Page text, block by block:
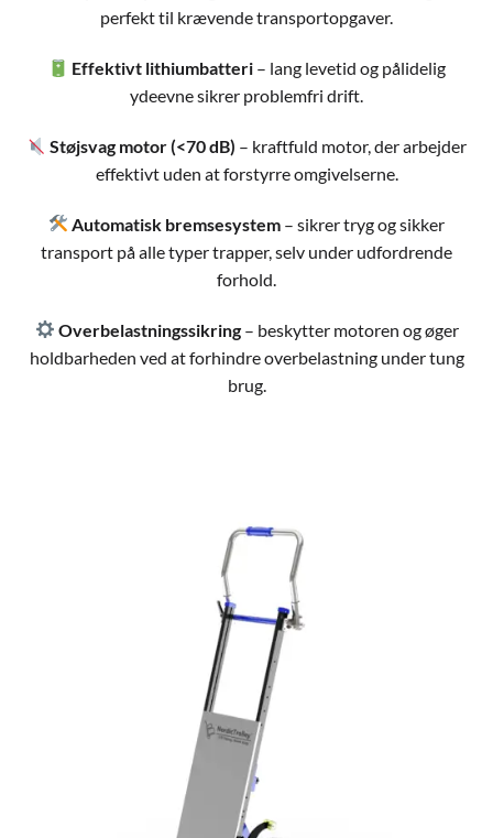
perfekt til krævende transportopgaver.
Effektivt lithiumbatteri– lang levetid og pålidelig
ydeevne sikrer problemfri drift.
Støjsvag motor (<70 dB) – kraftfuld motor, der arbejder
effektivt uden at forstyrre omgivelserne.
Automatisk bremsesystem – sikrer tryg og sikker
transport på alle typer trapper, selv under udfordrende
forhold.
Overbelastningssikring– beskytter motoren og øger
holdbarheden ved at forhindre overbelastning under tung
brug.